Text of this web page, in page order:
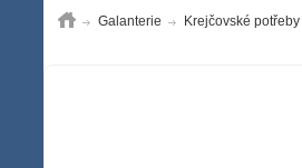
Galanterie Krejčovské potřeby